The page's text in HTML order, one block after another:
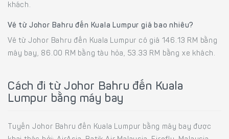
khách.
Vé từ Johor Bahru đến Kuala Lumpur giá bao nhiêu?
Vé từ Johor Bahru đến Kuala Lumpur có giá 146.13 RM bằng
máy bay, 86.00 RM bằng tàu hỏa, 53.33 RM bằng xe khách.
Cách đi từ Johor Bahru đến Kuala
Lumpur bằng máy bay
Tuyến Johor Bahru đến Kuala Lumpur bằng máy bay được